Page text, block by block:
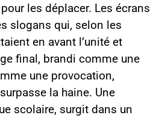
les déplacer. Les écrans
slogans qui, selon les
en avant l’unité et
final, brandi comme une
une provocation,
la haine. Une
scolaire, surgit dans un